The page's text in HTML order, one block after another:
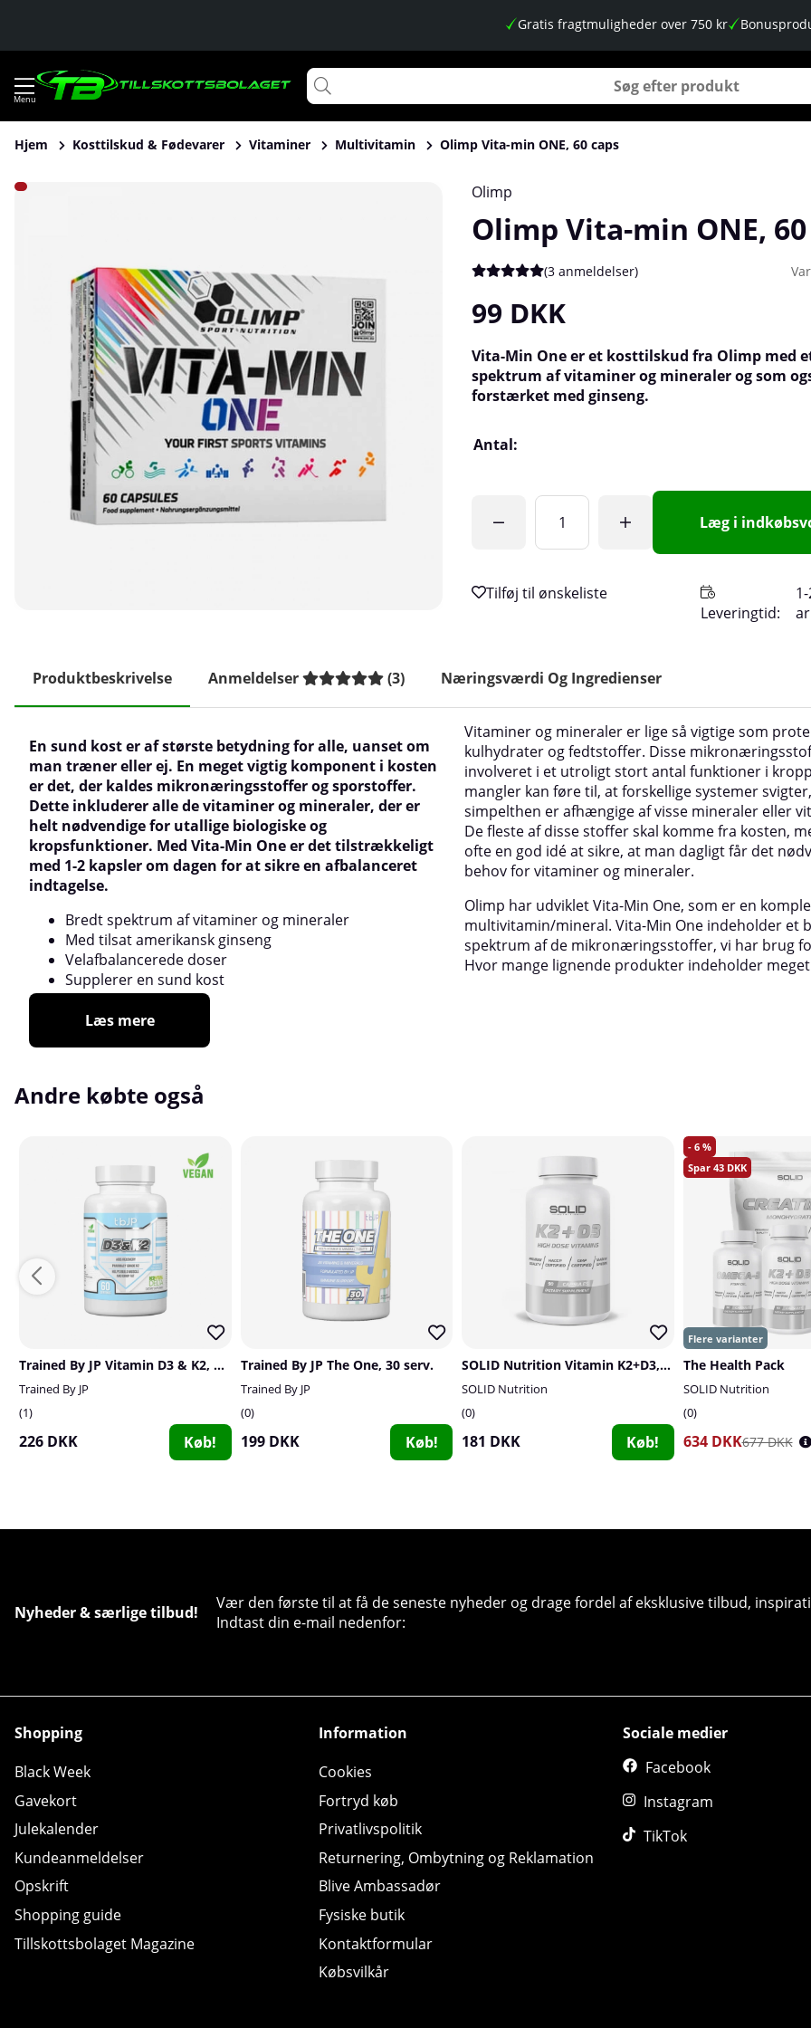
Gratis fragtmuligheder over 750 kr
Hjem Kosttilskud & Fødevarer Vitaminer Multivitamin Olimp Vita-min ONE, 60 caps
Produktbilleder Olimp Vita-min ONE, 60 caps Olimp
Olimp Vita-min ONE,
Gennemsnitlig vurdering 5 ud af 5 Antal vurderinger 3
(3 anmeldelser)
99 DKK
Vita-Min One er et kosttilskud fra Olimp med
spektrum af vitaminer og mineraler og som
forstærket med ginseng.
Antal:
Læg i
Leveringtid:
Produktbeskrivelse Anmeldelser (3) Næringsværdi Og Ingredienser
En sund kost er af største betydning for alle, uanset om
man træner eller ej. En meget vigtig komponent i kosten
er det, der kaldes mikronæringsstoffer og sporstoffer.
Dette inkluderer alle de vitaminer og mineraler, der er
helt nødvendige for utallige biologiske og
kropsfunktioner. Med Vita-Min One er det tilstrækkeligt
med 1-2 kapsler om dagen for at sikre en afbalanceret
indtagelse.
Bredt spektrum af vitaminer og mineraler
Med tilsat amerikansk ginseng
Velafbalancerede doser
Supplerer en sund kost
Vitaminer og mineraler er lige så vigtige som
kulhydrater og fedtstoffer. Disse
involveret i et utroligt stort antal funktioner i
mangler kan føre til, at forskellige systemer
simpelthen er afhængige af visse mineraler eller
De fleste af disse stoffer skal komme fra kosten,
ofte en god idé at sikre, at man dagligt får det
behov for vitaminer og mineraler.
Olimp har udviklet Vita-Min One, som er en
multivitamin/mineral. Vita-Min One indeholder et
spektrum af de mikronæringsstoffer, vi har brug
Hvor mange lignende produkter indeholder
Læs mere
Andre købte også
Trained By JP Vitamin D3 & K2, 60 caps
Trained By JP
1
226 DKK Køb!
Trained By JP The One, 30 serv.
Trained By JP
0
199 DKK Køb!
SOLID Nutrition Vitamin K2+D3, 90 caps
SOLID Nutrition
0
181 DKK Køb!
6
43
The Health Pack
SOLID Nutrition
0
634 DKK677 DKK
Nyheder & særlige tilbud!
Vær den første til at få de seneste nyheder og drage fordel af eksklusive tilbud,
Indtast din e-mail nedenfor:
Shopping
Black Week
Gavekort
Julekalender
Kundeanmeldelser
Opskrift
Shopping guide
Tillskottsbolaget Magazine
Information
Cookies
Fortryd køb
Privatlivspolitik
Returnering, Ombytning og Reklamation
Blive Ambassadør
Fysiske butik
Kontaktformular
Købsvilkår
Sociale medier
Facebook
Instagram
TikTok